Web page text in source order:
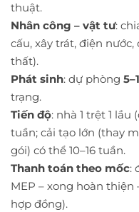
thuật.
Nhân công – vật tư:
cấu, xây trát, điện
thất).
Phát sinh: dự phòng
trạng.
Tiến độ: nhà 1 trệt 1
tuần; cải tạo lớn (thay
gói) có thể 10–16 tuần.
Thanh toán theo mốc:
MEP – xong hoàn thiện
hợp đồng).